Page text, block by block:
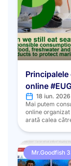
online
18 iun. 2026
Mai putem
online
arată calea
3.0 și VeriFish,
seminar online
Mr.Goodfish